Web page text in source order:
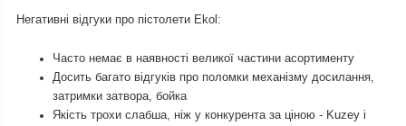
Негативні відгуки про пістолети Ekol:
Часто немає в наявності великої частини асортименту
Досить багато відгуків про поломки механізму досилання,
затримки затвора, бойка
Якість трохи слабша, ніж у конкурента за ціною - Kuzey і